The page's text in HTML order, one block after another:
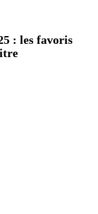
: les favoris